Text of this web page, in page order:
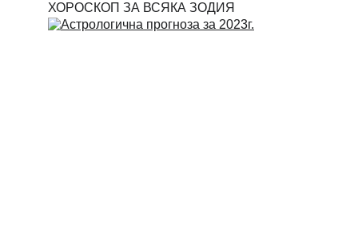
ХОРОСКОП ЗА ВСЯКА ЗОДИЯ